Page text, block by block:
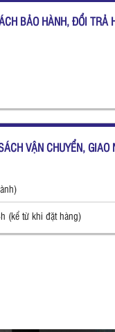
BẢO HÀNH, ĐỔI TRẢ
VẬN CHUYỂN, GIAO
(kể từ khi đặt hàng)